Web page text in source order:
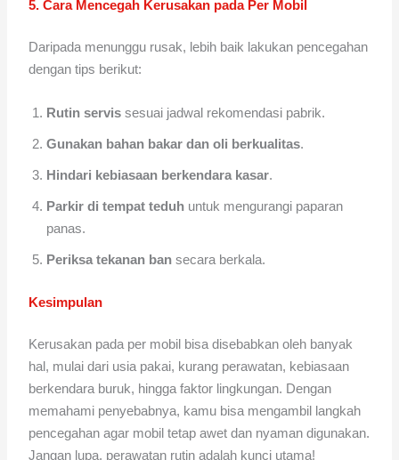
5. Cara Mencegah Kerusakan pada Per Mobil
Daripada menunggu rusak, lebih baik lakukan pencegahan
dengan tips berikut:
Rutin servis sesuai jadwal rekomendasi pabrik.
Gunakan bahan bakar dan oli berkualitas.
Hindari kebiasaan berkendara kasar.
Parkir di tempat teduh untuk mengurangi paparan
panas.
Periksa tekanan ban secara berkala.
Kesimpulan
Kerusakan pada per mobil bisa disebabkan oleh banyak
hal, mulai dari usia pakai, kurang perawatan, kebiasaan
berkendara buruk, hingga faktor lingkungan. Dengan
memahami penyebabnya, kamu bisa mengambil langkah
pencegahan agar mobil tetap awet dan nyaman digunakan.
Jangan lupa, perawatan rutin adalah kunci utama!